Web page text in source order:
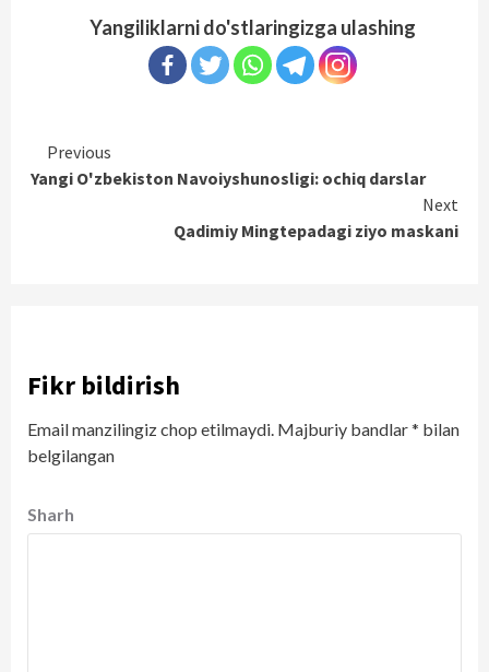
Yangiliklarni do'stlaringizga ulashing
Continue
Reading
Previous
Yangi O'zbekiston Navoiyshunosligi: ochiq darslar
Next
Qadimiy Mingtepadagi ziyo maskani
Fikr bildirish
Email manzilingiz chop etilmaydi. Majburiy bandlar* bilan
belgilangan
Sharh